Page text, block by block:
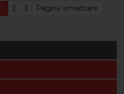
1 2 3 Pagina urmatoare